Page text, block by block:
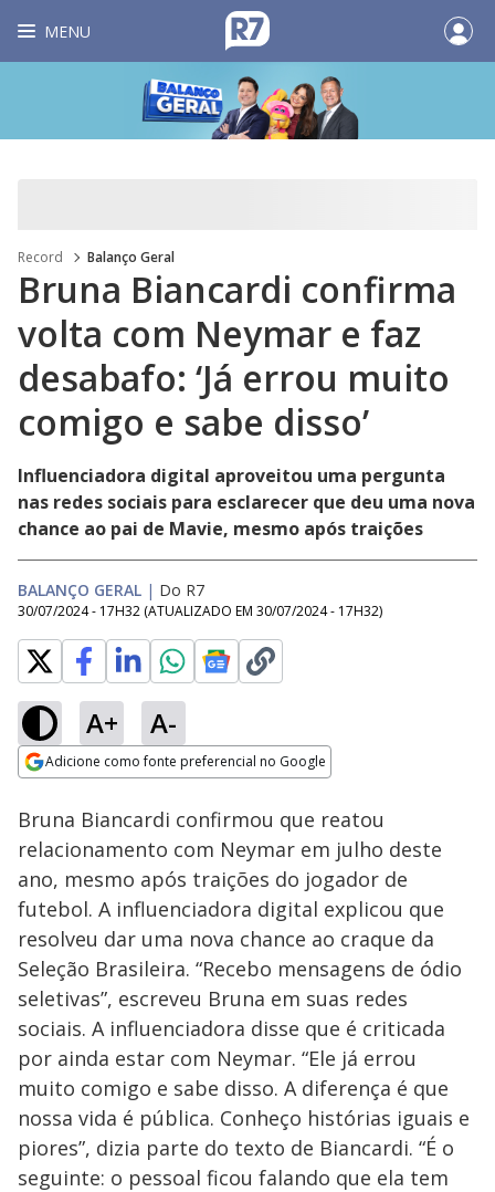
MENU
Record Balanço Geral
Bruna Biancardi confirma
volta com Neymar e faz
desabafo: ‘Já errou muito
comigo e sabe disso’
Influenciadora digital aproveitou uma pergunta
nas redes sociais para esclarecer que deu uma nova
chance ao pai de Mavie, mesmo após traições
BALANÇO GERAL | Do R7
30/07/2024 - 17H32 (ATUALIZADO EM 30/07/2024 - 17H32)
A+ A-
Adicione como fonte preferencial no Google
Ativar
Loaded
20.08%
Bruna Biancardi confirmou que reatou
relacionamento com Neymar em julho deste
ano, mesmo após traições do jogador de
futebol. A influenciadora digital explicou que
resolveu dar uma nova chance ao craque da
Seleção Brasileira. “Recebo mensagens de ódio
seletivas”, escreveu Bruna em suas redes
sociais. A influenciadora disse que é criticada
por ainda estar com Neymar. “Ele já errou
muito comigo e sabe disso. A diferença é que
nossa vida é pública. Conheço histórias iguais e
piores”, dizia parte do texto de Biancardi. “É o
seguinte: o pessoal ficou falando que ela tem